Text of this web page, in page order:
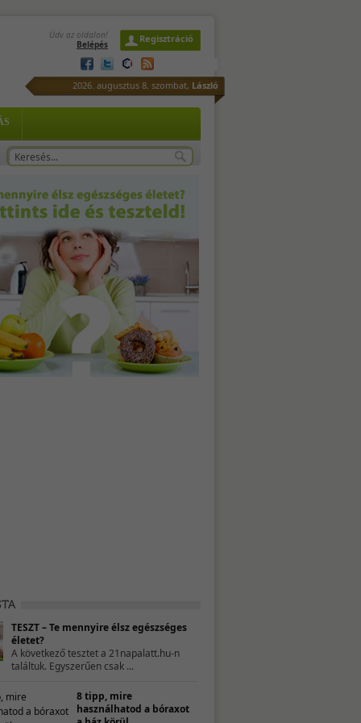
Üdv az oldalon!
Belépés
Regisztráció
2026. augusztus 8. szombat, László
TESZT – Te mennyire élsz egészséges
életet?
A következő tesztet a 21napalatt.hu-n
találtuk. Egyszerűen csak ...
8 tipp, mire
használhatod a bóraxot